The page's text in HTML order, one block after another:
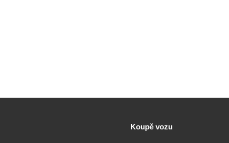
Koupě vozu